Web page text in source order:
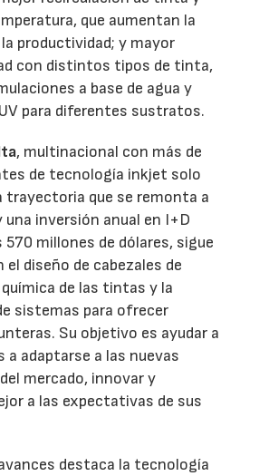
que aumentan la
productividad; y mayor
con distintos tipos de tinta,
a base de agua y
para diferentes sustratos.
, multinacional con más de
de tecnología inkjet solo
trayectoria que se remonta a
una inversión anual en I+D
570 millones de dólares, sigue
el diseño de cabezales de
de las tintas y la
sistemas para ofrecer
Su objetivo es ayudar a
a adaptarse a las nuevas
mercado, innovar y
a las expectativas de sus
destaca la tecnología